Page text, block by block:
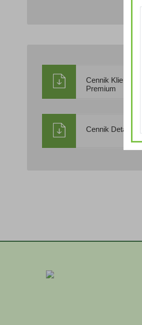
Cennik Klienta
Premium
Cennik Detaliczny